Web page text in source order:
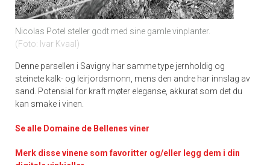
Nicolas Potel steller godt med sine gamle vinplanter.
Foto: Ivar Kvaal
Denne parsellen i Savigny har samme type jernholdig og
steinete kalk- og leirjordsmonn, mens den andre har innslag av
sand. Potensial for kraft møter eleganse, akkurat som det du
kan smake i vinen.
Se alle Domaine de Bellenes viner
Merk disse vinene som favoritter og/eller legg dem i din